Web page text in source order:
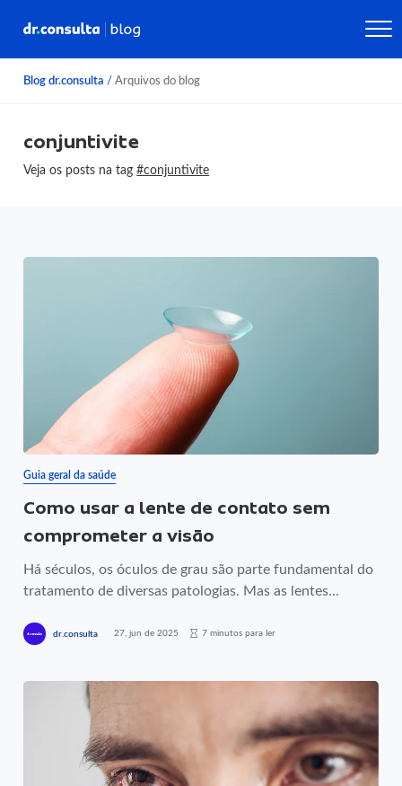
Blog dr.consulta / Arquivos do blog
conjuntivite
Veja os posts na tag#conjuntivite
Guia geral da saúde
Como usar a lente de contato sem
comprometer a visão
Há séculos, os óculos de grau são parte fundamental do
tratamento de diversas patologias. Mas as lentes...
dr.consulta 27, jun de 2025 7 minutos para ler